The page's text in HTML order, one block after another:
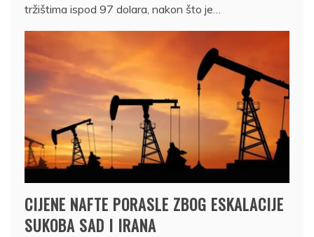
tržištima ispod 97 dolara, nakon što je…
CIJENE NAFTE PORASLE ZBOG ESKALACIJE
SUKOBA SAD I IRANA